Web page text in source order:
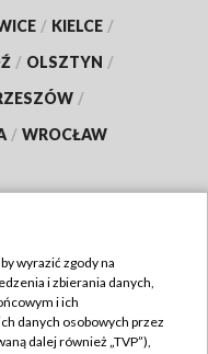
/ KIELCE /
/ OLSZTYN /
/
/ WROCŁAW
wyrazić zgody na
i zbierania danych,
i ich
danych osobowych przez
dalej również „TVP”),